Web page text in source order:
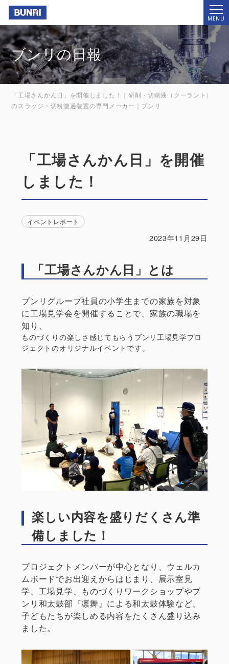
MENU
ブンリの日報
「工場さんかん日」を開催しました！｜研削・切削液（クーラント）
のスラッジ・切粉濾過装置の専門メーカー｜ブンリ
「工場さんかん日」を開催
しました！
イベントレポート
2023年11月29日
「工場さんかん日」とは
ブンリグループ社員の小学生までの家族を対象
に工場見学会を開催することで、家族の職場を
知り、
ものづくりの楽しさ感じてもらうブンリ工場見学プロ
ジェクトのオリジナルイベントです。
楽しい内容を盛りだくさん準
備しました！
プロジェクトメンバーが中心となり、ウェルカ
ムボードでお出迎えからはじまり、展示室見
学、工場見学、ものづくりワークショップやブ
ンリ和太鼓部『凛舞』による和太鼓体験など、
子どもたちが楽しめる内容をたくさん盛り込み
ました。